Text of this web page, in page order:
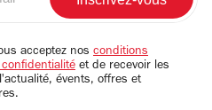
acceptez nos conditions
et de recevoir les
évents, offres et